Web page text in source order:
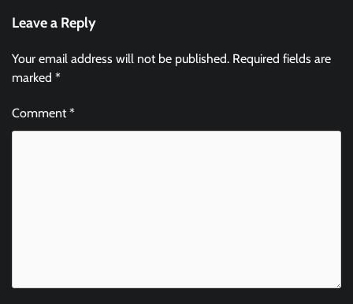
Leave a Reply
Your email address will not be published. Required fields are
marked *
Comment*